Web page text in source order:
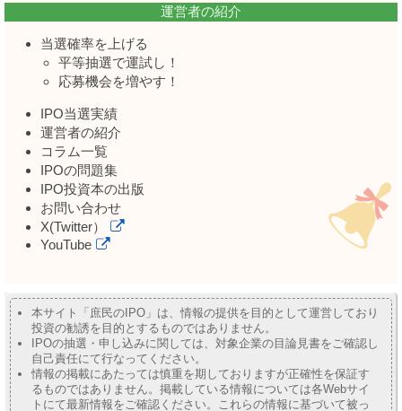
運営者の紹介
当選確率を上げる
平等抽選で運試し！
応募機会を増やす！
IPO当選実績
運営者の紹介
コラム一覧
IPOの問題集
IPO投資本の出版
お問い合わせ
X(Twitter）
YouTube
本サイト「庶民のIPO」は、情報の提供を目的として運営しており
投資の勧誘を目的とするものではありません。
IPOの抽選・申し込みに関しては、対象企業の目論見書をご確認し
自己責任にて行なってください。
情報の掲載にあたっては慎重を期しておりますが正確性を保証す
るものではありません。掲載している情報については各Webサイ
トにて最新情報をご確認ください。これらの情報に基づいて被っ